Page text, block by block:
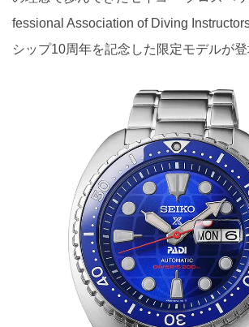
fessional Association of Diving
シップ10周年を記念した限定モデルが登